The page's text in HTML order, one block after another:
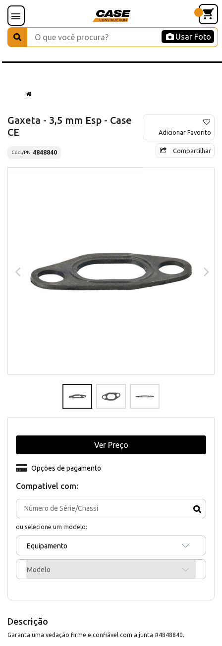
Usar Foto
Gaxeta - 3,5 mm Esp - Case
CE
Cód./PN 4848840
Adicionar Favorito
Compartilhar
Compativel com:
ou selecione um modelo:
Equipamento
Modelo
Opções de pagamento
Ver Preço
Descrição
Garanta uma vedação firme e confiável com a junta #4848840.